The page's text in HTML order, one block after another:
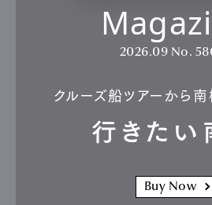
2026.09 No.
クルーズ船ツアーから
行きたい
Buy Now